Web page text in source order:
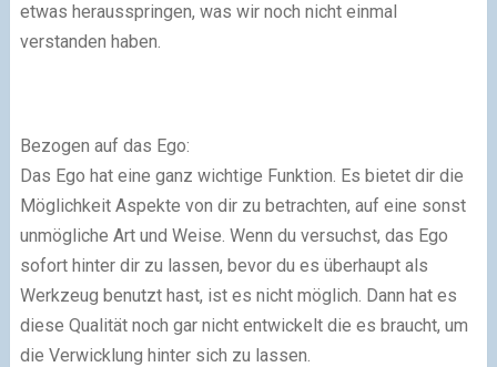
etwas herausspringen, was wir noch nicht einmal
verstanden haben.
Bezogen auf das Ego:
Das Ego hat eine ganz wichtige Funktion. Es bietet dir die
Möglichkeit Aspekte von dir zu betrachten, auf eine sonst
unmögliche Art und Weise. Wenn du versuchst, das Ego
sofort hinter dir zu lassen, bevor du es überhaupt als
Werkzeug benutzt hast, ist es nicht möglich. Dann hat es
diese Qualität noch gar nicht entwickelt die es braucht, um
die Verwicklung hinter sich zu lassen.